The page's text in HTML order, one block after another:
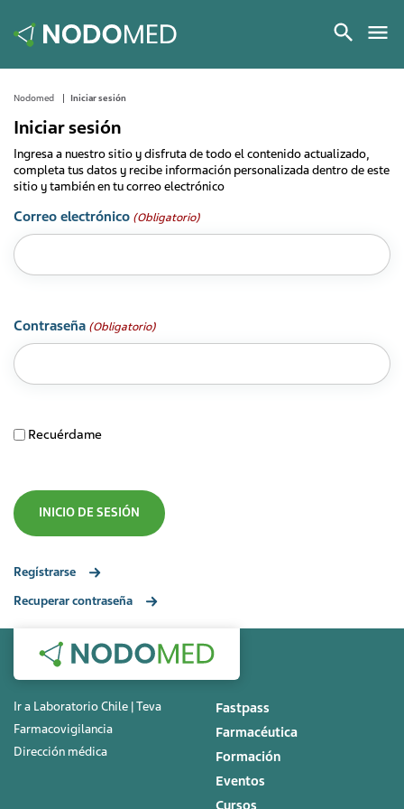
Nodomed Iniciar sesión
Iniciar sesión
Ingresa a nuestro sitio y disfruta de todo el contenido actualizado,
completa tus datos y recibe información personalizada dentro de este
sitio y también en tu correo electrónico
Correo electrónico (Obligatorio)
Contraseña (Obligatorio)
Recuérdame
Regístrarse
Recuperar contraseña
Ir a Laboratorio Chile | Teva
Farmacovigilancia
Dirección médica
Fastpass
Farmacéutica
Formación
Eventos
Cursos